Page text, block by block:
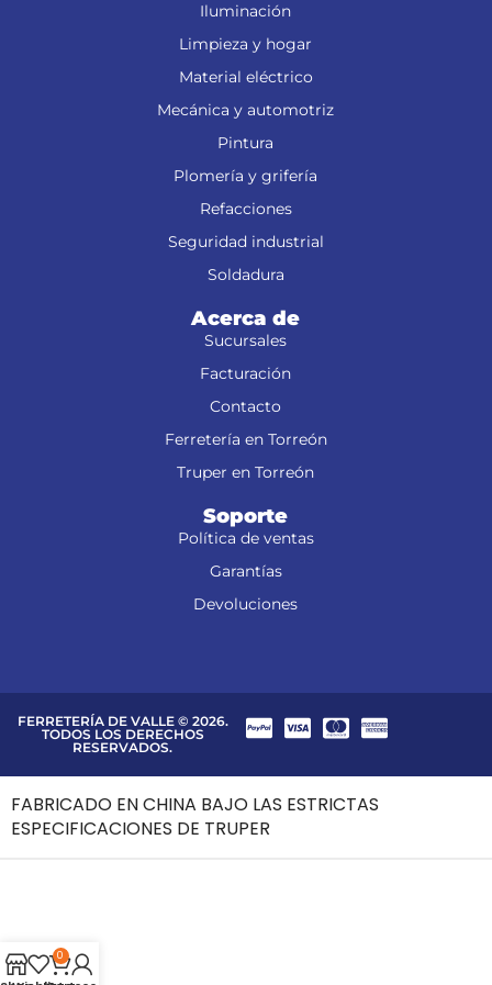
Iluminación
Limpieza y hogar
Material eléctrico
Mecánica y automotriz
Pintura
Plomería y grifería
Refacciones
Seguridad industrial
Soldadura
Acerca de
Sucursales
Facturación
Contacto
Ferretería en Torreón
Truper en Torreón
Soporte
Política de ventas
Garantías
Devoluciones
FERRETERÍA DE VALLE © 2026.
TODOS LOS DERECHOS
RESERVADOS.
0
FABRICADO EN CHINA BAJO LAS ESTRICTAS
ESPECIFICACIONES DE TRUPER